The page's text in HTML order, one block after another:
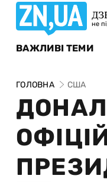
не
ВАЖЛИВІ ТЕМИ
ГОЛОВНА США